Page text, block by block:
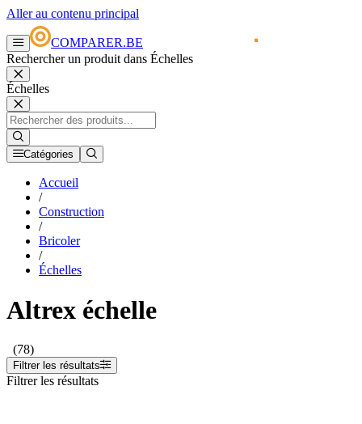
Aller au contenu principal
COMPARER.BE
Rechercher un produit dans Échelles
Échelles
Catégories
Accueil
/
Construction
/
Bricoler
/
Échelles
Altrex échelle
(78)
Filtrer les résultats
Filtrer les résultats